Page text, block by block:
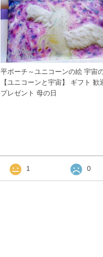
平ポーチ～ユニコーンの絵 宇宙
【ユニコーンと宇宙】 ギフト 歓
プレゼント 母の日
1 0